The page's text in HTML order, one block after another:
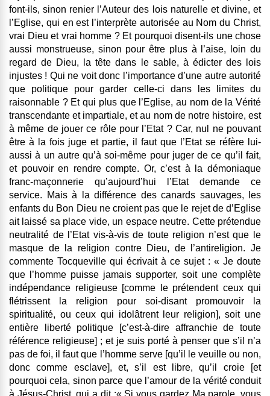
font-ils, sinon renier l’Auteur des lois naturelle et divine, et
l’Eglise, qui en est l’interprète autorisée au Nom du Christ,
vrai Dieu et vrai homme ? Et pourquoi disent-ils une chose
aussi monstrueuse, sinon pour être plus à l’aise, loin du
regard de Dieu, la tête dans le sable, à édicter des lois
injustes ! Qui ne voit donc l’importance d’une autre autorité
que politique pour garder celle-ci dans les limites du
raisonnable ? Et qui plus que l’Eglise, au nom de la Vérité
transcendante et impartiale, et au nom de notre histoire, est
à même de jouer ce rôle pour l’Etat ? Car, nul ne pouvant
être à la fois juge et partie, il faut que l’Etat se réfère lui-
aussi à un autre qu’à soi-même pour juger de ce qu’il fait,
et pouvoir en rendre compte. Or, c’est à la démoniaque
franc-maçonnerie qu’aujourd’hui l’Etat demande ce
service. Mais à la différence des canards sauvages, les
enfants du Bon Dieu ne croient pas que le rejet de d’Eglise
ait laissé sa place vide, un espace neutre. Cette prétendue
neutralité de l’Etat vis-à-vis de toute religion n’est que le
masque de la religion contre Dieu, de l’antireligion. Je
commente Tocqueville qui écrivait à ce sujet : « Je doute
que l’homme puisse jamais supporter, soit une complète
indépendance religieuse [comme le prétendent ceux qui
flétrissent la religion pour soi-disant promouvoir la
spiritualité, ou ceux qui idolâtrent leur religion], soit une
entière liberté politique [c’est-à-dire affranchie de toute
référence religieuse] ; et je suis porté à penser que s’il n’a
pas de foi, il faut que l’homme serve [qu’il le veuille ou non,
donc comme esclave], et, s’il est libre, qu’il croie [et
pourquoi cela, sinon parce que l’amour de la vérité conduit
à Jésus-Christ, qui a dit :« Si vous gardez Ma parole, vous